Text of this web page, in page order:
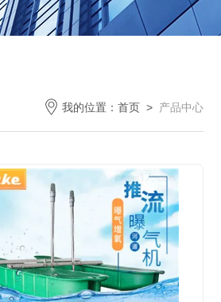
我的位置： 首页 > 产品中心